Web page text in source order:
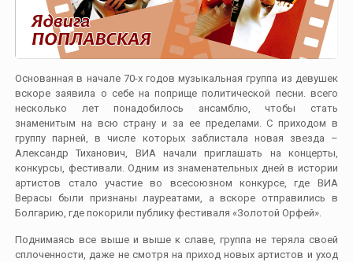
Основанная в начале 70-х годов музыкальная группа из девушек
вскоре заявила о себе на поприще политической песни. всего
несколько лет понадобилось ансамблю, чтобы стать
знаменитым на всю страну и за ее пределами. С приходом в
группу парней, в числе которых заблистала новая звезда –
Александр Тиханович, ВИА начали приглашать на концерты,
конкурсы, фестивали. Одним из знаменательных дней в истории
артистов стало участие во всесоюзном конкурсе, где ВИА
Верасы были признаны лауреатами, а вскоре отправились в
Болгарию, где покорили публику фестиваля «Золотой Орфей».
Поднимаясь все выше и выше к славе, группа не теряла своей
сплоченности, даже не смотря на приход новых артистов и уход